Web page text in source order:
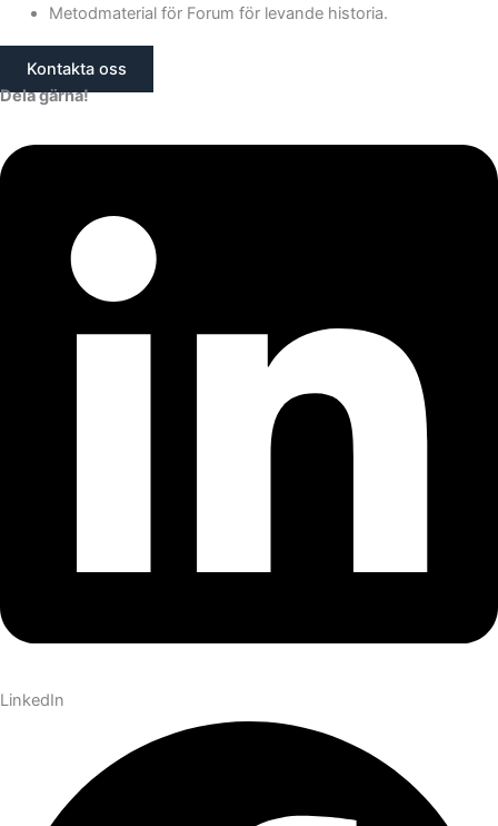
Metodmaterial för Forum för levande historia.
Kontakta oss
Dela gärna!
LinkedIn